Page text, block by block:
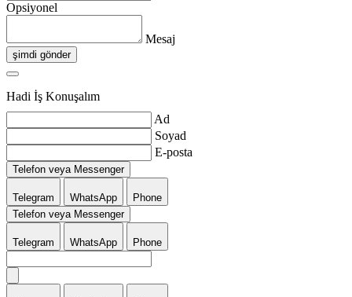
Opsiyonel
Mesaj
şimdi gönder
Hadi İş Konuşalım
Ad
Soyad
E-posta
Telefon veya Messenger
Telegram WhatsApp
Phone
Telefon veya Messenger
Telegram WhatsApp Phone